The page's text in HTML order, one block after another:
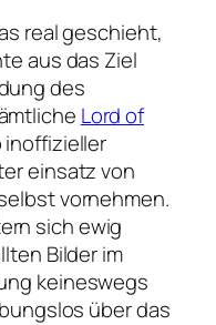
real geschieht,
aus das Ziel
des
Lord of
einsatz von
vornehmen.
sich ewig
Bilder im
keineswegs
über das